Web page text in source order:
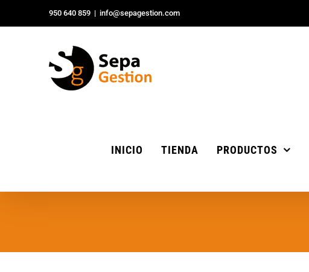
al
950 640 859 | info@sepagestion.com
INICIO TIENDA PRODUCTOS